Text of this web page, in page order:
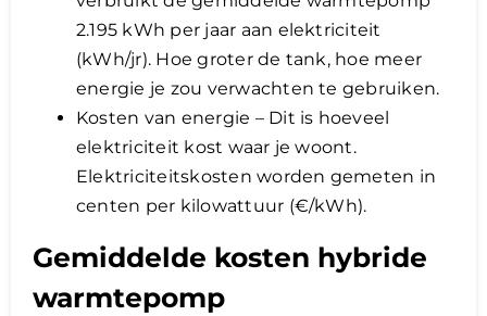
2.195 kWh per jaar aan elektriciteit
(kWh/jr). Hoe groter de tank, hoe meer
energie je zou verwachten te gebruiken.
Kosten van energie – Dit is hoeveel
elektriciteit kost waar je woont.
Elektriciteitskosten worden gemeten in
centen per kilowattuur (€/kWh).
Gemiddelde kosten hybride
warmtepomp